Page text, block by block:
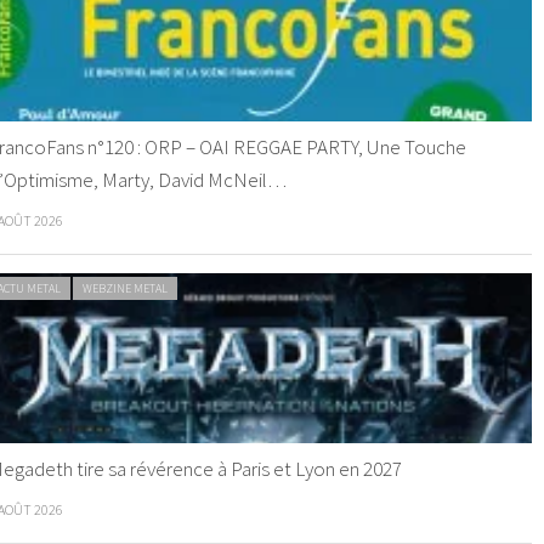
n°120 : ORP – OAI REGGAE PARTY, Une Touche
Marty, David McNeil…
2026
METAL WEBZINE METAL
tire sa révérence à Paris et Lyon en 2027
2026